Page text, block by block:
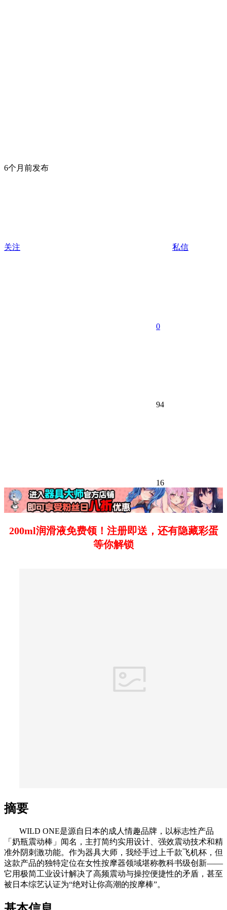
6个月前发布
关注 私信
0
94
16
200ml润滑液免费领！注册即送，还有隐藏彩蛋
等你解锁
摘要
WILD ONE是源自日本的成人情趣品牌，以标志性产品
「奶瓶震动棒」闻名，主打简约实用设计、强效震动技术和精
准外阴刺激功能。作为器具大师，我经手过上千款飞机杯，但
这款产品的独特定位在女性按摩器领域堪称教科书级创新——
它用极简工业设计解决了高频震动与操控便捷性的矛盾，甚至
被日本综艺认证为“绝对让你高潮的按摩棒”。